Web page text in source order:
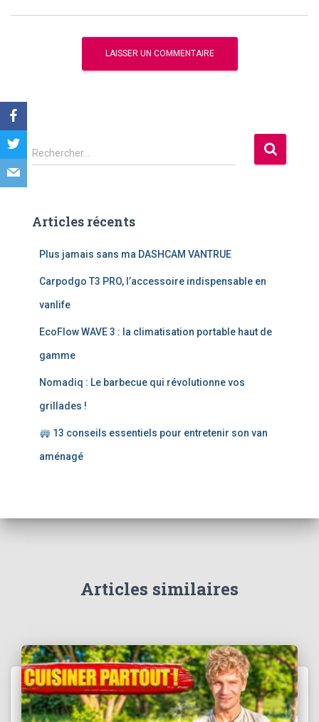
R
e
r
Rechercher…
Articles récents
Plus jamais sans ma DASHCAM VANTRUE
Carpodgo T3 PRO, l’accessoire indispensable en
vanlife
EcoFlow WAVE 3 : la climatisation portable haut de
gamme
Nomadiq : Le barbecue qui révolutionne vos
grillades !
13 conseils essentiels pour entretenir son van
aménagé
Articles similaires